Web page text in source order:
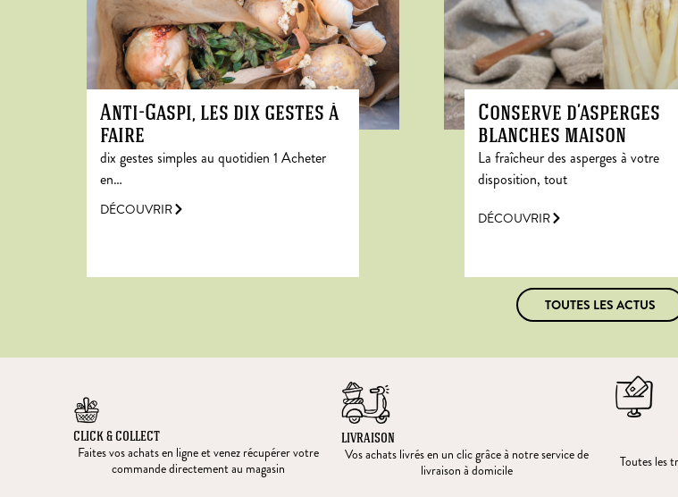
Anti-Gaspi, les dix gestes à
faire
dix gestes simples au quotidien 1 Acheter
en…
DÉCOUVRIR
Conserve d’asperges
blanches maison
La fraîcheur des asperges à votre
disposition, tout
DÉCOUVRIR
TOUTES LES ACTUS
CLICK & COLLECT
Faites vos achats en ligne et venez récupérer votre
commande directement au magasin
LIVRAISON
Vos achats livrés en un clic grâce à notre service de
livraison à domicile
Toutes les